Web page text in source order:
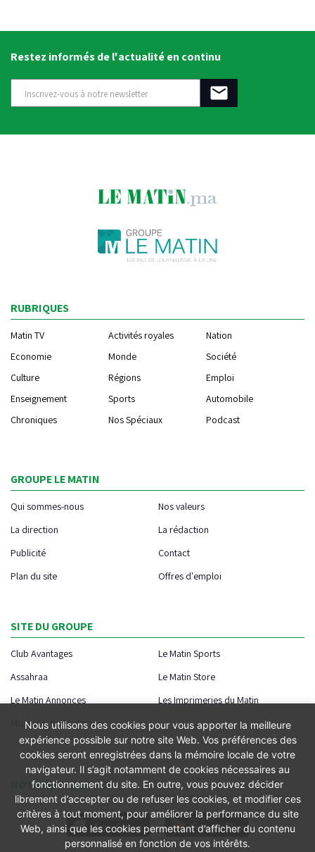
Restez informés de l'actualité en continu
RUBRIQUES
Matin TV Activités royales
Nation
Economie
Monde
Société
Culture
Régions
Emploi
Enseignement
Sports
Automobile
Chroniques
Nos Spéciaux Podcast
GROUPE LE MATIN
Qui sommes-nous
Nos valeurs
La direction
La rédaction
Publicité
Contact
Plan du site
Offres d'emploi
SITE DU GROUPE
Club Avantages
Le Matin Sports
Assahraa
Le Matin Store
Le Matin Annonces
Les Imprimeries du Matin
Morocco Today Forum
NOTRE APPLICATION
Nous utilisons des cookies pour vous apporter la meilleure
expérience possible sur notre site Web. Vos préférences des
cookies seront enregistrées dans la mémoire locale de votre
navigateur. Il s’agit notamment de cookies nécessaires au
fonctionnement du site. En outre, vous pouvez décider
librement d’accepter ou de refuser les cookies, et modifier ces
critères à tout moment, pour améliorer la performance du site
Web, ainsi que les cookies permettant d’afficher du contenu
personnalisé en fonction de vos intérêts.